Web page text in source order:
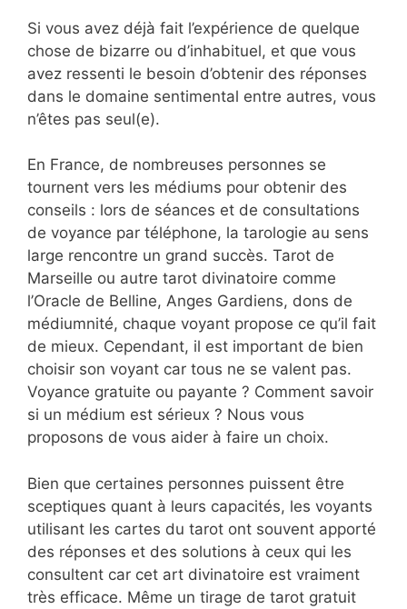
Si vous avez déjà fait l’expérience de quelque
chose de bizarre ou d’inhabituel, et que vous
avez ressenti le besoin d’obtenir des réponses
dans le domaine sentimental entre autres, vous
n’êtes pas seul(e).
En France, de nombreuses personnes se
tournent vers les médiums pour obtenir des
conseils : lors de séances et de consultations
de voyance par téléphone, la tarologie au sens
large rencontre un grand succès. Tarot de
Marseille ou autre tarot divinatoire comme
l’Oracle de Belline, Anges Gardiens, dons de
médiumnité, chaque voyant propose ce qu’il fait
de mieux. Cependant, il est important de bien
choisir son voyant car tous ne se valent pas.
Voyance gratuite ou payante ? Comment savoir
si un médium est sérieux ? Nous vous
proposons de vous aider à faire un choix.
Bien que certaines personnes puissent être
sceptiques quant à leurs capacités, les voyants
utilisant les cartes du tarot ont souvent apporté
des réponses et des solutions à ceux qui les
consultent car cet art divinatoire est vraiment
très efficace. Même un tirage de tarot gratuit